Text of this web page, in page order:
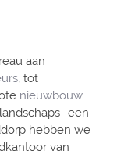
aan
, tot
nieuwbouw.
een
hebben we
van